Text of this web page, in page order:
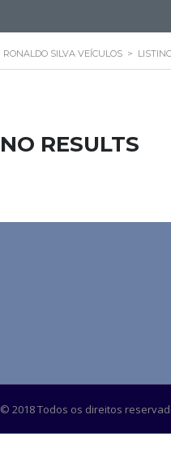
RONALDO SILVA VEÍCULOS >
NO RESULTS
© 2018 Todos os direitos